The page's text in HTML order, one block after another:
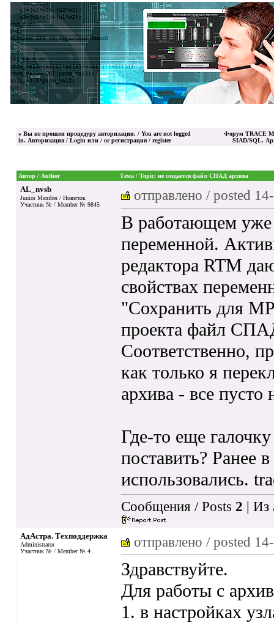
» Вы не прошли процедуру авторизации. / You are not logged
in. Авторизация / Login или / orрегистрация / register
Форум TRACE
SIAD/SQL.
Автор / Author Тема / Topic: не создается файл СПАД архива
AL_nvsb
Junior Member / Новичок
Участник № / Member № 9845
отправлено / posted
В работающем уже
переменной.
редактора RTM
свойствах
"Сохранить для
проекта файл
Соответственно,
как только я
архива - все пусто
Где-то еще
поставить? Ранее
использовались.
Сообщения / Posts 2 | Из
АдАстра. Техподдержка
Administrator
Участник № / Member № 4
отправлено / posted
Здравствуйте.
Для работы с
1. в настройках